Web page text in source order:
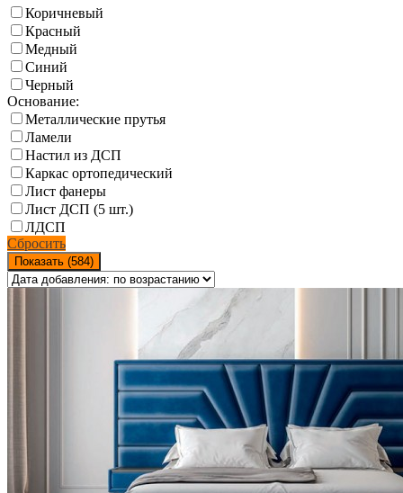
Коричневый
Красный
Медный
Синий
Черный
Основание:
Металлические прутья
Ламели
Настил из ДСП
Каркас ортопедический
Лист фанеры
Лист ДСП (5 шт.)
ЛДСП
Сбросить
Показать (584)